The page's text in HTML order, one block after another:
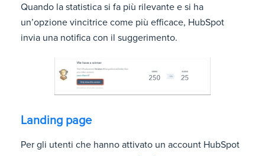
Quando la statistica si fa più rilevante e si ha
un’opzione vincitrice come più efficace, HubSpot
invia una notifica con il suggerimento.
Landing page
Per gli utenti che hanno attivato un account HubSpot